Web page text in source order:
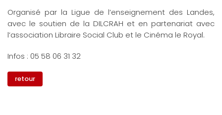
Organisé par la Ligue de l’enseignement des Landes,
avec le soutien de la DILCRAH et en partenariat avec
l’association Libraire Social Club et le Cinéma le Royal.
Infos : 05 58 06 31 32
retour